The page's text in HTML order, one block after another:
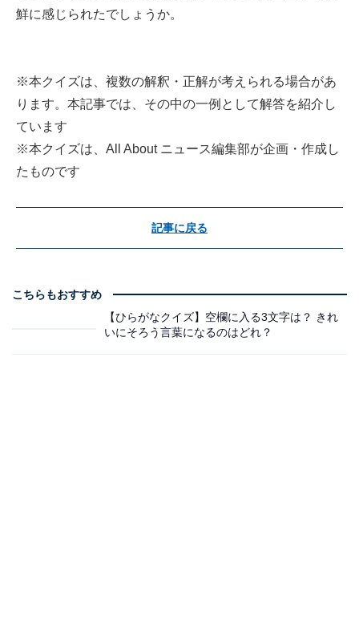
鮮に感じられたでしょうか。
※本クイズは、複数の解釈・正解が考えられる場合があ
ります。本記事では、その中の一例として解答を紹介し
ています
※本クイズは、All About ニュース編集部が企画・作成し
たものです
記事に戻る
こちらもおすすめ
【ひらがなクイズ】空欄に入る3文字は？ きれ
いにそろう言葉になるのはどれ？